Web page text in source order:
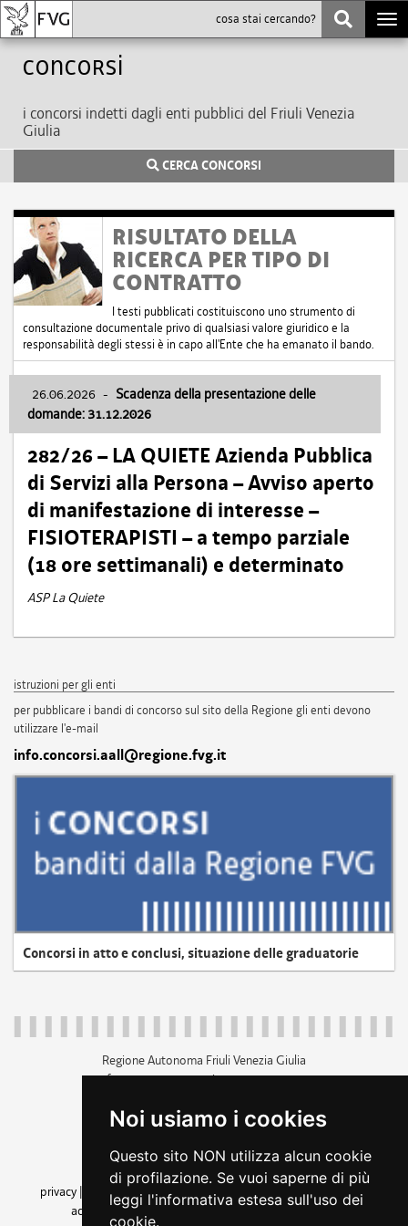
Noi usiamo i cookies
Questo sito NON utilizza alcun cookie
di profilazione. Se vuoi saperne di più
leggi l'informativa estesa sull'uso dei
cookie.
Concorsi
i concorsi indetti dagli enti pubblici del Friuli Venezia
Giulia
CERCA CONCORSI
RISULTATO DELLA
RICERCA PER TIPO DI
CONTRATTO
I testi pubblicati costituiscono uno strumento di
consultazione documentale privo di qualsiasi valore giuridico e la
responsabilità degli stessi è in capo all'Ente che ha emanato il bando.
26.06.2026 - Scadenza della presentazione delle
domande: 31.12.2026
282/26 – LA QUIETE Azienda Pubblica
di Servizi alla Persona – Avviso aperto
di manifestazione di interesse –
FISIOTERAPISTI – a tempo parziale
(18 ore settimanali) e determinato
ASP La Quiete
istruzioni per gli enti
per pubblicare i bandi di concorso sul sito della Regione gli enti devono
utilizzare l'e-mail
info.concorsi.aall@regione.fvg.it
Concorsi in atto e conclusi, situazione delle graduatorie
Regione Autonoma Friuli Venezia Giulia
c.f. 80014930327; p.iva 00526040324
+39 040 3771111
amministrazione trasparente
privacy
cookie |note legali accessibilità
dichiarazione di
accessibilità| feedback cambio preferenze cookie